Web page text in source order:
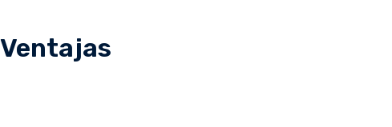
Ventajas